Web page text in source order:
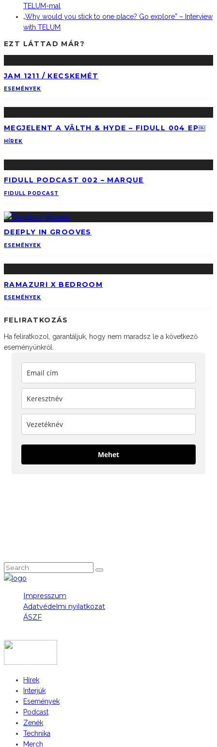
TELUM-mal
„Why would you stick to one place? Go explore” – Interview
with TELUM
EZT LÁTTAD MÁR?
JAM 1211 / KECSKEMÉT
ESEMÉNYEK
MEGJELENT A V​Ä​LTH & HYDE – FIDULL 004 EP￼
HÍREK
FIDULL PODCAST 002 – MARQUE
FIDULL PODCAST
DEEPLY IN GROOVES
ESEMÉNYEK
RAMAZURI X BEDROOM
ESEMÉNYEK
FELIRATKOZÁS
Ha feliratkozol, garantáljuk, hogy nem maradsz le a következő
eseményünkről.
Mehet
Impresszum
Adatvédelmi nyilatkozat
ÁSZF
Hírek
Interjúk
Események
Podcast
Zenék
Technika
Merch